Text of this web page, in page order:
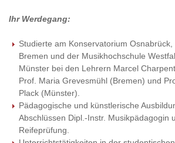
Ihr Werdegang:
Studierte am Konservatorium
Bremen und der Musikhochschule
Münster bei den Lehrern Marcel
Prof. Maria Grevesmühl (Bremen) und
Plack (Münster).
Pädagogische und künstlerische
Abschlüssen Dipl.-Instr. Musikpädagogin
Reifeprüfung.